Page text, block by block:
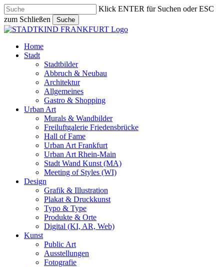
Skip
to
main
content
Klick ENTER für Suchen oder ESC
zum Schließen
Suche
Close
search
Menu
Home
Stadt
Stadtbilder
Abbruch & Neubau
Architektur
Allgemeines
Gastro & Shopping
Urban Art
Murals & Wandbilder
Freiluftgalerie Friedensbrücke
Hall of Fame
Urban Art Frankfurt
Urban Art Rhein-Main
Stadt Wand Kunst (MA)
Meeting of Styles (WI)
Design
Grafik & Illustration
Plakat & Druckkunst
Typo & Type
Produkte & Orte
Digital (KI, AR, Web)
Kunst
Public Art
Ausstellungen
Fotografie